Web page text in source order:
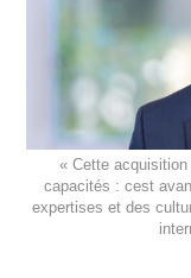
« Cette acquisition
capacités : cest
expertises et des